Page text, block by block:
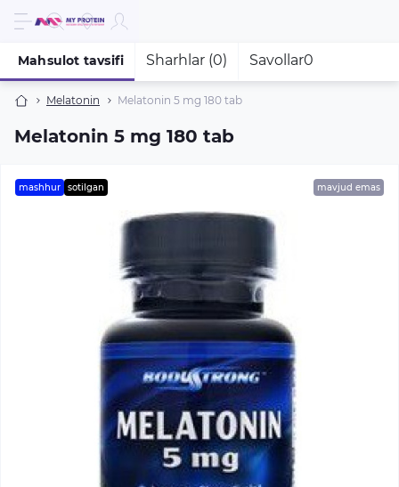
Melatonin Melatonin 5 mg 180 tab
Melatonin 5 mg 180 tab
Mahsulot tavsifi Sharhlar (0) Savollar0
mashhur sotilgan mavjud emas